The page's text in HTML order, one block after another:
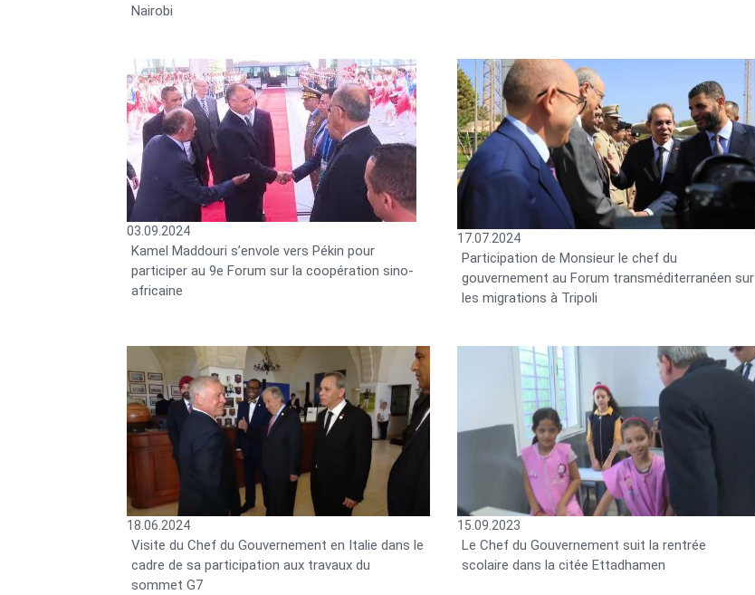
Nairobi
03.09.2024
Kamel Maddouri s’envole vers Pékin pour
participer au 9e Forum sur la coopération sino-
africaine
17.07.2024
Participation de Monsieur le chef du
gouvernement au Forum transméditerranéen sur
les migrations à Tripoli
18.06.2024
Visite du Chef du Gouvernement en Italie dans le
cadre de sa participation aux travaux du
sommet G7
15.09.2023
Le Chef du Gouvernement suit la rentrée
scolaire dans la citée Ettadhamen